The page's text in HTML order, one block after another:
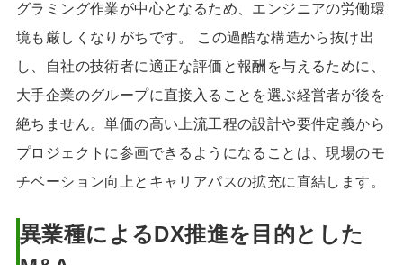
グラミング作業が中心となるため、エンジニアの労働環
境も厳しくなりがちです。 この過酷な構造から抜け出
し、自社の技術者に適正な評価と報酬を与えるために、
大手企業のグループに直接入ることを選ぶ経営者が後を
絶ちません。単価の高い上流工程の設計や要件定義から
プロジェクトに参画できるようになることは、現場のモ
チベーション向上とキャリアパスの拡充に直結します。
異業種によるDX推進を目的とした